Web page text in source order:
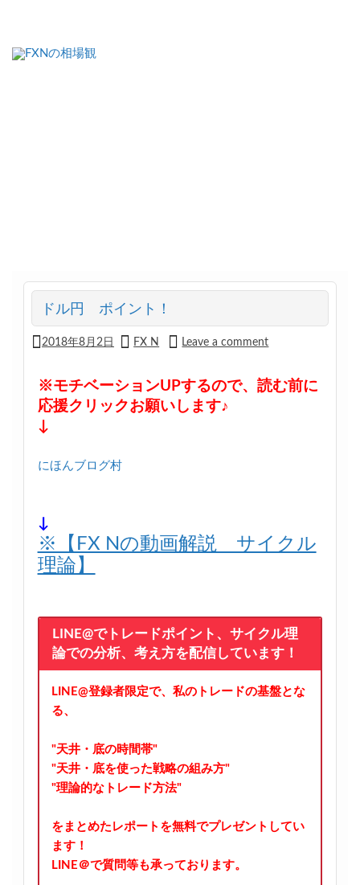
ドル円 ポイント！
2018年8月2日 FX N Leave a comment
※モチベーションUPするので、読む前に
応援クリックお願いします♪
↓
にほんブログ村
↓
※【FX Nの動画解説 サイクル
理論】
LINE@でトレードポイント、サイクル理
論での分析、考え方を配信しています！
LINE@登録者限定で、私のトレードの基盤とな
る、
"天井・底の時間帯"
"天井・底を使った戦略の組み方"
"理論的なトレード方法"
をまとめたレポートを無料でプレゼントしてい
ます！
LINE＠で質問等も承っております。